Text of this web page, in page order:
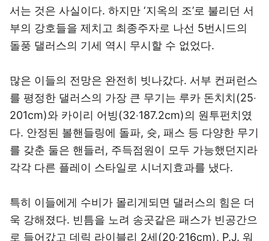
서는 것은 사실이다. 하지만 ‘지옥의 조’로 불리던 서
부의 강호들을 제치고 최종주자로 나선 5번시드의
돌풍 댈러스의 기세 역시 무시할 수 없었다.
많은 이들의 전망은 완전히 빗나갔다. 서부 컨퍼런스
를 평정한 댈러스의 가장 큰 무기는 루카 돈치치(25‧
201cm)와 카이리 어빙(32‧187.2cm)의 원투펀치였
다. 안정된 볼핸들링에 돌파, 슛, 패스 등 다양한 무기
를 갖춘 둘은 핸들러, 주득점원이 모두 가능했던지라
각각 다른 플레이 스타일로 시너지효과를 냈다.
특히 이들에게 수비가 몰리게되면 댈러스의 힘은 더
욱 강해졌다. 빈틈을 노려 송곳같은 패스가 빈공간으
로 들어갔고 데릭 라이블리 2세(20‧216cm), P.J. 워